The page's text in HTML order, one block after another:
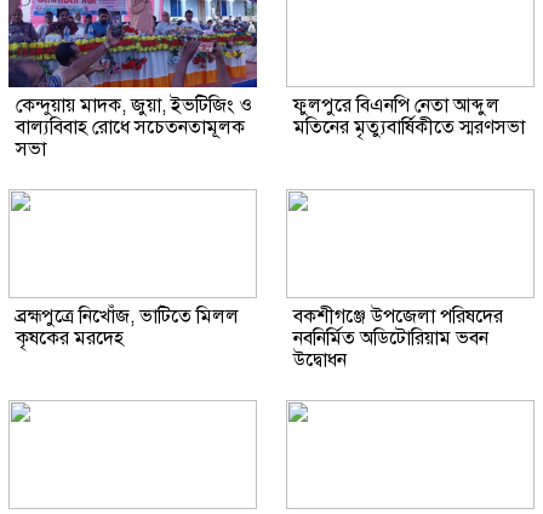
কেন্দুয়ায় মাদক, জুয়া, ইভটিজিং ও
বাল্যবিবাহ রোধে সচেতনতামূলক
সভা
ফুলপুরে বিএনপি নেতা আব্দুল
মতিনের মৃত্যুবার্ষিকীতে স্মরণসভা
ব্রহ্মপুত্রে নিখোঁজ, ভাটিতে মিলল
কৃষকের মরদেহ
বকশীগঞ্জে উপজেলা পরিষদের
নবনির্মিত অডিটোরিয়াম ভবন
উদ্বোধন